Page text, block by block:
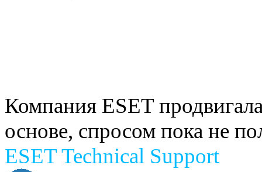
Компания ESET
основе, спросом пока не
ESET Technical Support